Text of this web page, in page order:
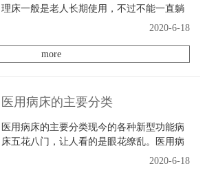
理床一般是老人长期使用，不过不能一直躺
在上面，下面病床生产厂家分享几条建议，
2、多做深呼吸动作，多按摩。3、在身体允
许的情况
2020-6-18
more
医用病床的主要分类
医用病床的主要分类现今的各种新型功能病
床五花八门，让人看的是眼花缭乱。医用病
床厂家总结了以下分类：1、电动病床：电动
2020-6-18